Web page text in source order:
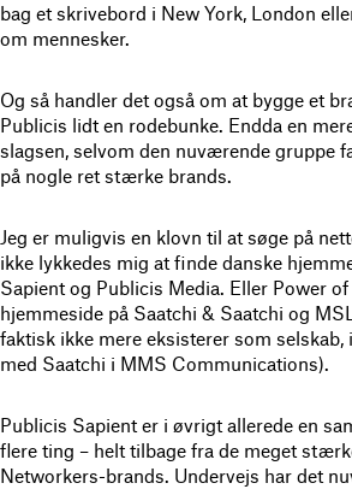
bag et skrivebord i New York, London
om mennesker.
Og så handler det også om at bygge et
Publicis lidt en rodebunke. Endda en
slagsen, selvom den nuværende gruppe
på nogle ret stærke brands.
Jeg er muligvis en klovn til at søge på
ikke lykkedes mig at finde danske
Sapient og Publicis Media. Eller Power of
hjemmeside på Saatchi & Saatchi og
faktisk ikke mere eksisterer som
med Saatchi i MMS Communications).
Publicis Sapient er i øvrigt allerede en
flere ting – helt tilbage fra de meget
Networkers-brands. Undervejs har det